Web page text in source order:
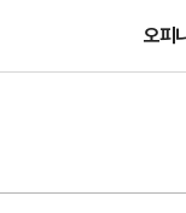
오피